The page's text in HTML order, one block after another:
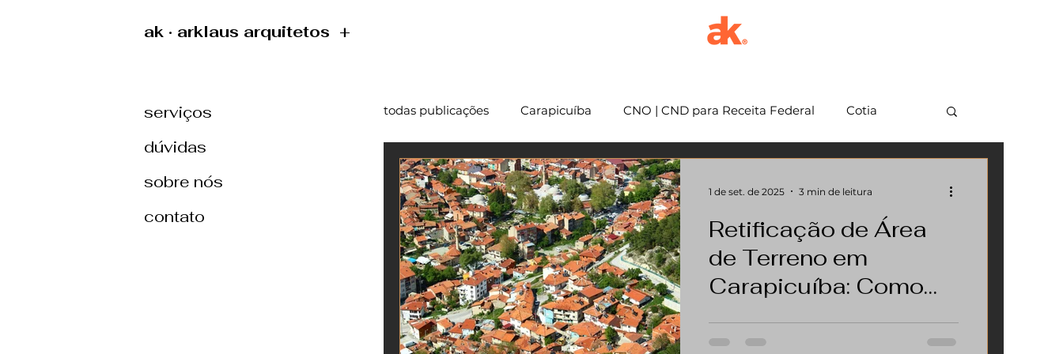
ak · arklaus arquitetos +
todas publicações Carapicuíba CNO | CND para Receita Federal Cotia
Cartório São Paulo Usucapião Vargem Grande Paulista
Mentoria Embu das Artes
Retificação de Área
de Terreno em
Carapicuíba: Como
Imóvel Passo a Passo
Você sabia que muitos terrenos em
Carapicuíba e região apresentam
1 de set. de 2025 3 min de leitura
serviços
dúvidas
sobre nós
contato